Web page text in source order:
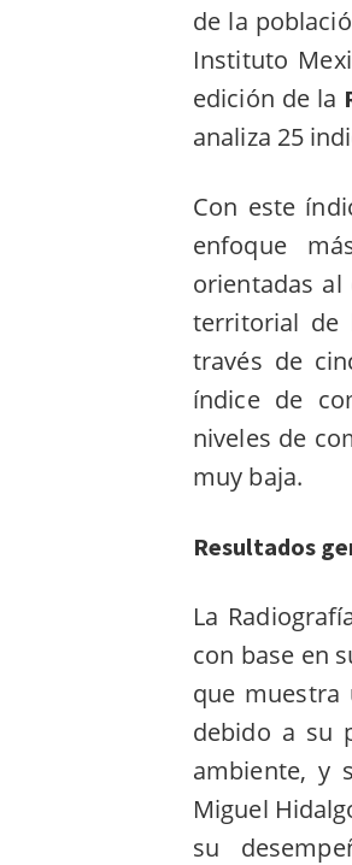
de la
Instituto
edición de la
analiza 25
Con este
enfoque
orientadas
territorial de
través de
índice de
niveles de
muy baja.
Resultados
La
con base en
que muestra
debido a su
ambiente, y
Miguel
su